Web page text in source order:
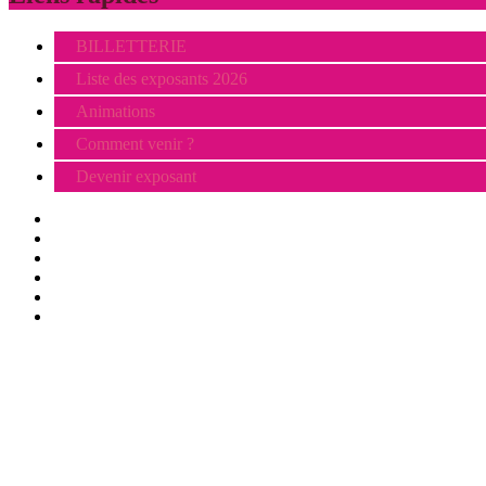
BILLETTERIE
Liste des exposants 2026
Animations
Comment venir ?
Devenir exposant